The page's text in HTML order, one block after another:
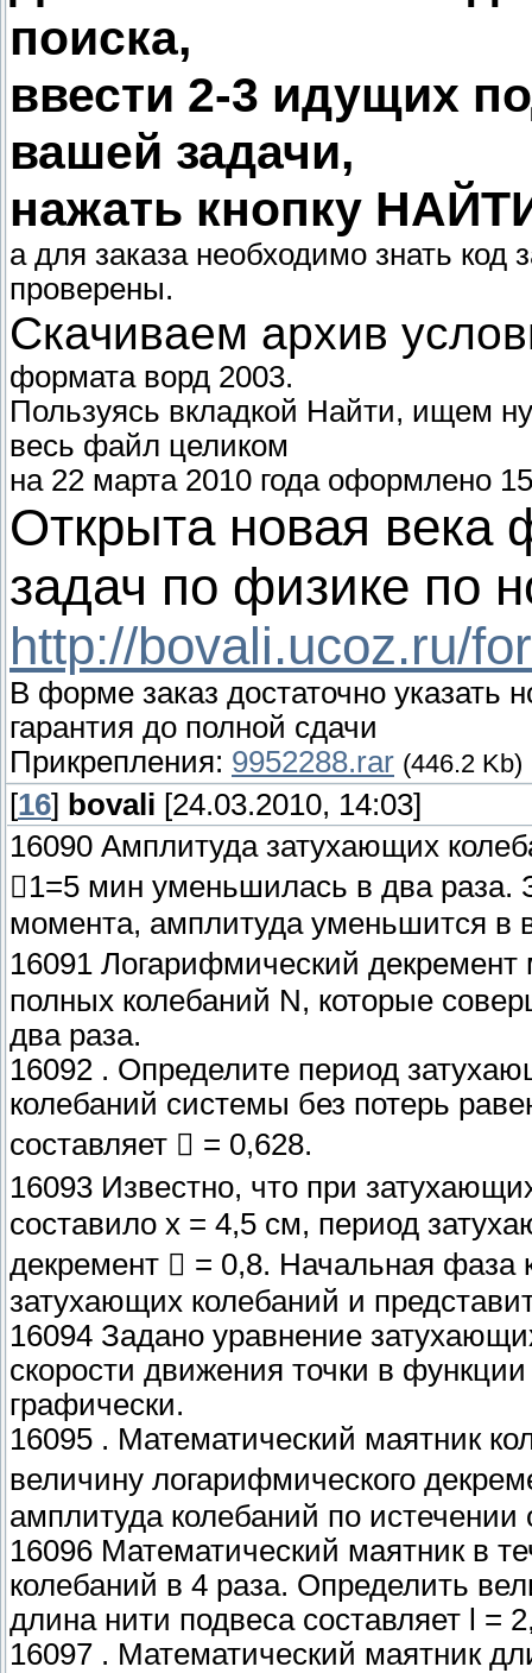
поиска,
ввести 2-3 идущих
вашей задачи,
нажать кнопку
а для заказа необходимо знать
проверены.
Скачиваем архив
формата ворд 2003.
Пользуясь вкладкой Найти, ищем
весь файл целиком
на 22 марта 2010 года оформлено
Открыта новая века
задач по физике по
http://bovali.ucoz.ru/
В форме заказ достаточно указать
гарантия до полной сдачи
Прикрепления: 9952288.rar (446.2 Kb)
[16] bovali [24.03.2010, 14:03]
16090 Амплитуда затухающих
1=5 мин уменьшилась в два раза.
момента, амплитуда уменьшится в
16091 Логарифмический
полных колебаний N, которые
два раза.
16092 . Определите период
колебаний системы без потерь
составляет  = 0,628.
16093 Известно, что при
составило х = 4,5 см, период
декремент  = 0,8. Начальная фаза
затухающих колебаний и
16094 Задано уравнение
скорости движения точки в
графически.
16095 . Математический маятник
величину логарифмического
амплитуда колебаний по истечении
16096 Математический маятник в
колебаний в 4 раза. Определить
длина нити подвеса составляет l =
16097 . Математический маятник